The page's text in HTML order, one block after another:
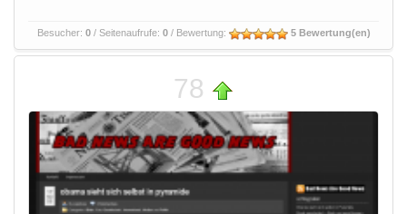
Besucher: 0/ Seitenaufrufe: 0/ Bewertung: 5 Bewertung(en)
78